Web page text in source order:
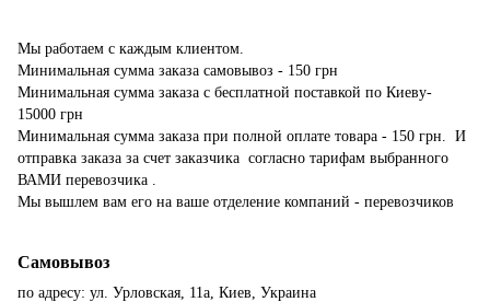
Мы работаем с каждым клиентом.
Минимальная сумма заказа самовывоз - 150 грн
Минимальная сумма заказа с бесплатной поставкой по Киеву-
15000 грн
Минимальная сумма заказа при полной оплате товара - 150 грн. И
отправка заказа за счет заказчика согласно тарифам выбранного
ВАМИ перевозчика .
Мы вышлем вам его на ваше отделение компаний - перевозчиков
Самовывоз
по адресу: ул. Урловская, 11а, Киев, Украина